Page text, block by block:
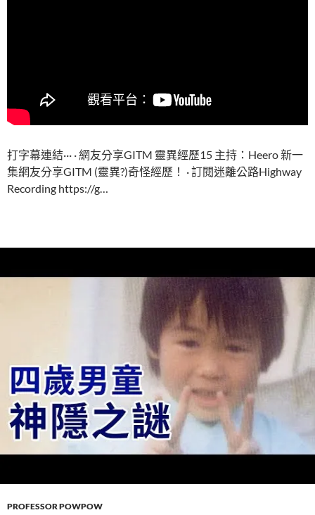
打字幕連結··· · 網友分享GITM 靈異經歷15 主持：Heero 新一
集網友分享GITM (靈異?)奇怪經歷！ · 訂閱迷離公路Highway
Recording https://g…
PROFESSOR POWPOW